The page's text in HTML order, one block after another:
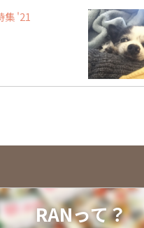
集 '21
RANって？